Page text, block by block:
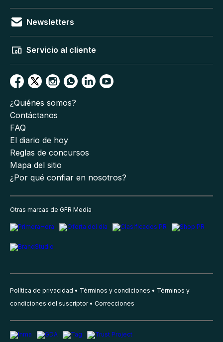
Newsletters
Servicio al cliente
¿Quiénes somos?
Contáctanos
FAQ
El diario de hoy
Reglas de concursos
Mapa del sitio
¿Por qué confiar en nosotros?
Otras marcas de GFR Media
Política de privacidad Términos y condiciones
Términos y
condiciones del suscriptor
Correcciones